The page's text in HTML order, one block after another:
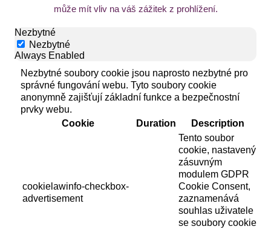
může mít vliv na váš zážitek z prohlížení.
Nezbytné
Nezbytné
Always Enabled
Nezbytné soubory cookie jsou naprosto nezbytné pro
správné fungování webu. Tyto soubory cookie
anonymně zajišťují základní funkce a bezpečnostní
prvky webu.
Cookie
Duration Description
cookielawinfo-checkbox-
advertisement
Tento soubor
cookie, nastavený
zásuvným
modulem GDPR
Cookie Consent,
zaznamenává
souhlas uživatele
se soubory cookie